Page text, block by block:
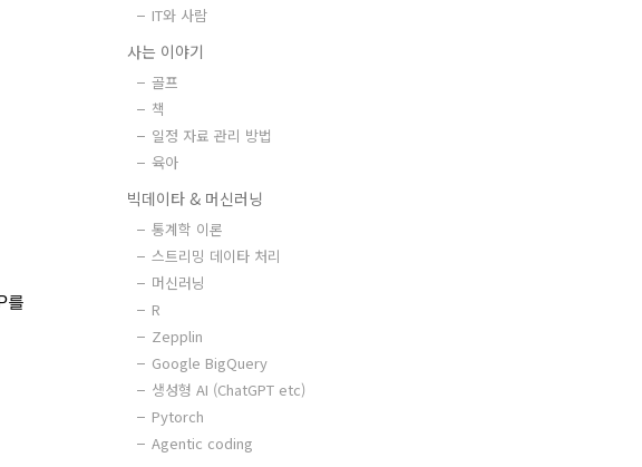
를
IT와 사람
사는 이야기
골프
책
일정 자료 관리 방법
육아
빅데이타 & 머신러닝
통계학 이론
스트리밍 데이타 처리
머신러닝
R
Zepplin
Google BigQuery
생성형 AI (ChatGPT etc)
Pytorch
Agentic coding